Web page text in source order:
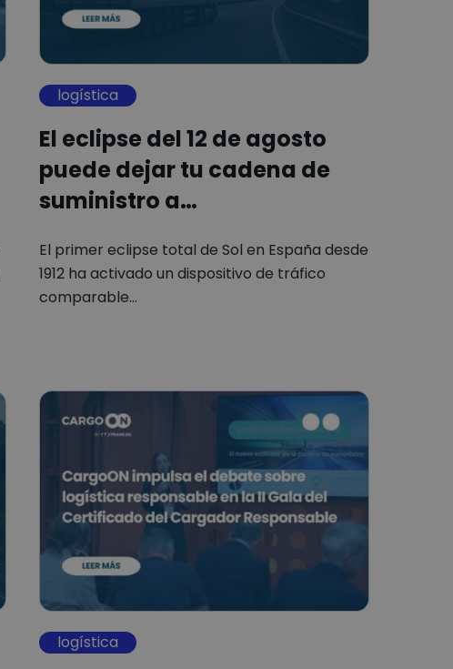
logística
El eclipse del 12 de agosto
puede dejar tu cadena de
suministro a…
El primer eclipse total de Sol en España desde
1912 ha activado un dispositivo de tráfico
comparable…
logística